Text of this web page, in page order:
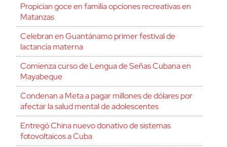
Propician goce en familia opciones recreativas en
Matanzas
Celebran en Guantánamo primer festival de
lactancia materna
Comienza curso de Lengua de Señas Cubana en
Mayabeque
Condenan a Meta a pagar millones de dólares por
afectar la salud mental de adolescentes
Entregó China nuevo donativo de sistemas
fotovoltaicos a Cuba